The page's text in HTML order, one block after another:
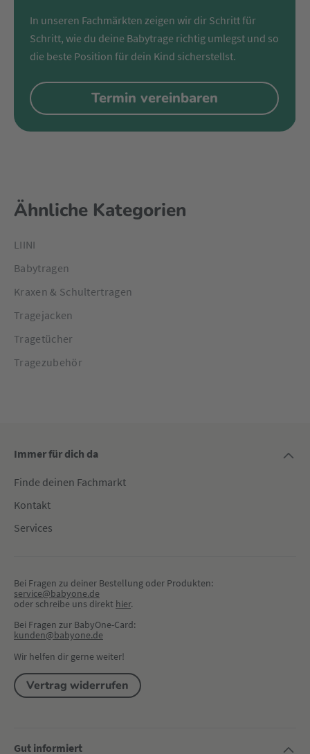
In unseren Fachmärkten zeigen wir dir Schritt für
Schritt, wie du deine Babytrage richtig umlegst und so
die beste Position für dein Kind sicherstellst.
Termin vereinbaren
Ähnliche Kategorien
LIINI
Babytragen
Kraxen & Schultertragen
Tragejacken
Tragetücher
Tragezubehör
Immer für dich da
Finde deinen Fachmarkt
Kontakt
Services
Bei Fragen zu deiner Bestellung oder Produkten:
service@babyone.de
oder schreibe uns direkt hier.
Bei Fragen zur BabyOne-Card:
kunden@babyone.de
Wir helfen dir gerne weiter!
Vertrag widerrufen
Gut informiert